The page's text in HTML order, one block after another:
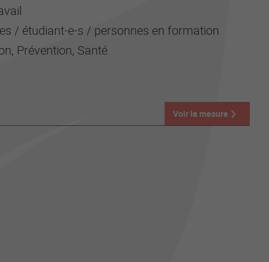
/ étudiant-e-s / personnes en formation
Prévention, Santé
Voir la mesure